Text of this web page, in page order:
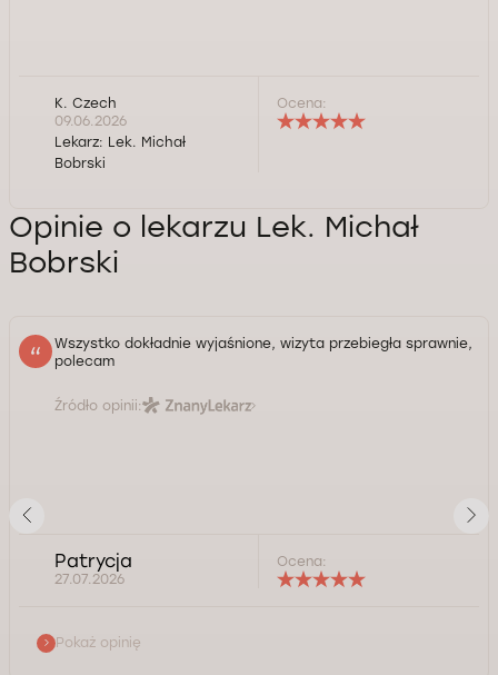
K. Czech
09.06.2026
Lekarz: Lek. Michał
Bobrski
Ocena:
Opinie o lekarzu Lek. Michał
Bobrski
Wszystko dokładnie wyjaśnione, wizyta przebiegła sprawnie,
polecam
Źródło opinii:
Patrycja
27.07.2026
Ocena:
Pokaż opinię